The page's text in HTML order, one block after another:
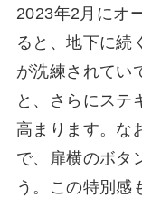
2023年2月にオ
ると、地下に続
が洗練されてい
と、さらにステ
高まります。な
で、扉横のボタ
う。この特別感